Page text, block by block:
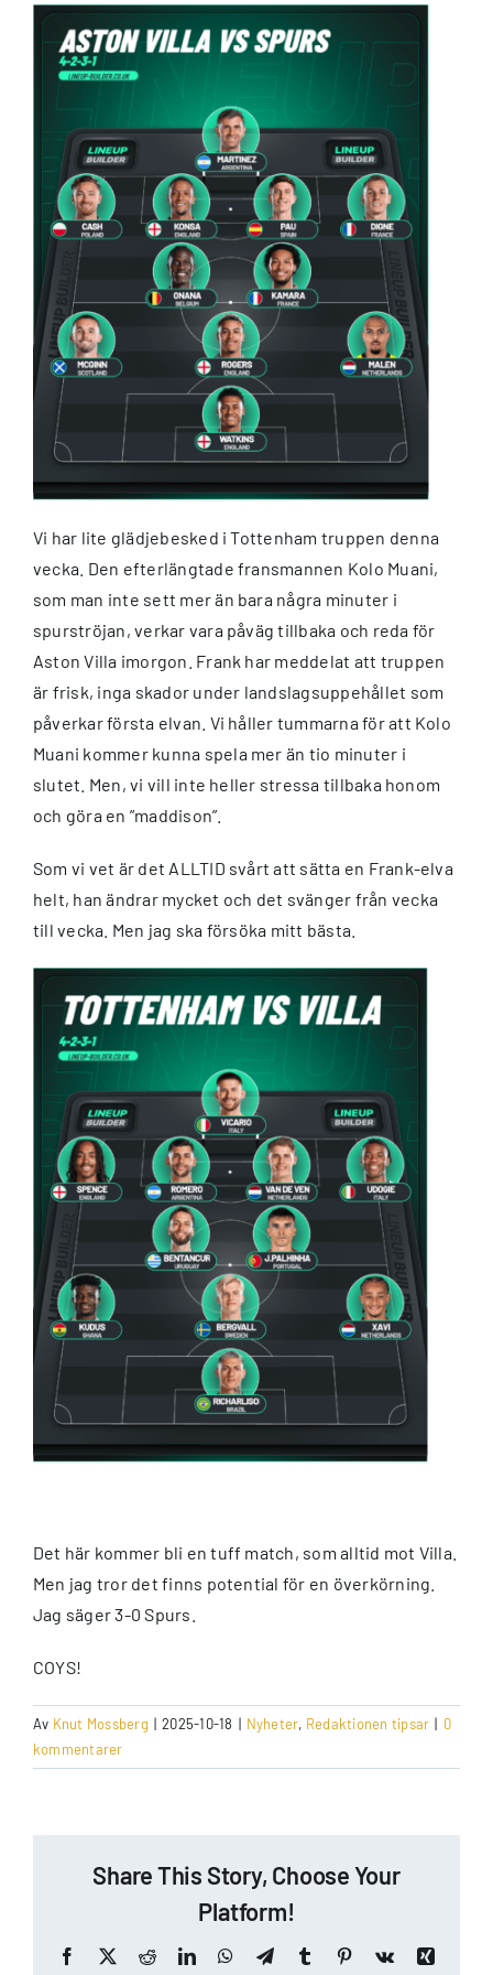
Vi har lite glädjebesked i Tottenham truppen denna
vecka. Den efterlängtade fransmannen Kolo Muani,
som man inte sett mer än bara några minuter i
spurströjan, verkar vara påväg tillbaka och reda för
Aston Villa imorgon. Frank har meddelat att truppen
är frisk, inga skador under landslagsuppehållet som
påverkar första elvan. Vi håller tummarna för att Kolo
Muani kommer kunna spela mer än tio minuter i
slutet. Men, vi vill inte heller stressa tillbaka honom
och göra en ”maddison”.
Som vi vet är det ALLTID svårt att sätta en Frank-elva
helt, han ändrar mycket och det svänger från vecka
till vecka. Men jag ska försöka mitt bästa.
Det här kommer bli en tuff match, som alltid mot Villa.
Men jag tror det finns potential för en överkörning.
Jag säger 3-0 Spurs.
COYS!
Av Knut Mossberg | 2025-10-18 | Nyheter, Redaktionen tipsar | 0
kommentarer
Share This Story, Choose Your
Platform!
Facebook
X RedditLinkedInWhatsApp
TelegramTumblr Pinterest
Vk
Xing